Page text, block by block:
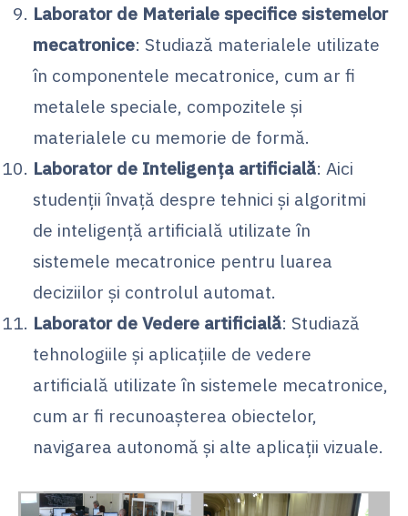
Laborator de Materiale specifice sistemelor
mecatronice: Studiază materialele utilizate
în componentele mecatronice, cum ar fi
metalele speciale, compozitele și
materialele cu memorie de formă.
Laborator de Inteligența artificială: Aici
studenții învață despre tehnici și algoritmi
de inteligență artificială utilizate în
sistemele mecatronice pentru luarea
deciziilor și controlul automat.
Laborator de Vedere artificială: Studiază
tehnologiile și aplicațiile de vedere
artificială utilizate în sistemele mecatronice,
cum ar fi recunoașterea obiectelor,
navigarea autonomă și alte aplicații vizuale.